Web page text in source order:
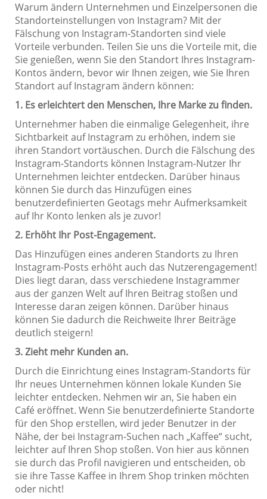
Warum ändern Unternehmen und Einzelpersonen die
Standorteinstellungen von Instagram? Mit der
Fälschung von Instagram-Standorten sind viele
Vorteile verbunden. Teilen Sie uns die Vorteile mit, die
Sie genießen, wenn Sie den Standort Ihres Instagram-
Kontos ändern, bevor wir Ihnen zeigen, wie Sie Ihren
Standort auf Instagram ändern können:
1. Es erleichtert den Menschen, Ihre Marke zu finden.
Unternehmer haben die einmalige Gelegenheit, ihre
Sichtbarkeit auf Instagram zu erhöhen, indem sie
ihren Standort vortäuschen. Durch die Fälschung des
Instagram-Standorts können Instagram-Nutzer Ihr
Unternehmen leichter entdecken. Darüber hinaus
können Sie durch das Hinzufügen eines
benutzerdefinierten Geotags mehr Aufmerksamkeit
auf Ihr Konto lenken als je zuvor!
2. Erhöht Ihr Post-Engagement.
Das Hinzufügen eines anderen Standorts zu Ihren
Instagram-Posts erhöht auch das Nutzerengagement!
Dies liegt daran, dass verschiedene Instagrammer
aus der ganzen Welt auf Ihren Beitrag stoßen und
Interesse daran zeigen können. Darüber hinaus
können Sie dadurch die Reichweite Ihrer Beiträge
deutlich steigern!
3. Zieht mehr Kunden an.
Durch die Einrichtung eines Instagram-Standorts für
Ihr neues Unternehmen können lokale Kunden Sie
leichter entdecken. Nehmen wir an, Sie haben ein
Café eröffnet. Wenn Sie benutzerdefinierte Standorte
für den Shop erstellen, wird jeder Benutzer in der
Nähe, der bei Instagram-Suchen nach „Kaffee“ sucht,
leichter auf Ihren Shop stoßen. Von hier aus können
sie durch das Profil navigieren und entscheiden, ob
sie ihre Tasse Kaffee in Ihrem Shop trinken möchten
oder nicht!